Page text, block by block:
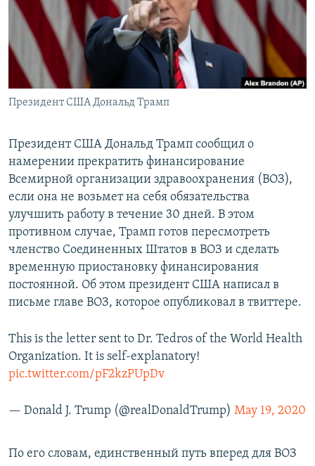
РАСПИСАНИЕ ВЕЩАНИЯ
ПОДПИШИТЕСЬ НА РАССЫЛКУ
СОЦИАЛЬНЫЕ СЕТИ
Все сайты РСЕ/РС
Президент США Дональд Трамп
Президент США Дональд Трамп сообщил о
намерении прекратить финансирование
Всемирной организации здравоохранения (ВОЗ),
если она не возьмет на себя обязательства
улучшить работу в течение 30 дней. В этом
противном случае, Трамп готов пересмотреть
членство Соединенных Штатов в ВОЗ и сделать
временную приостановку финансирования
постоянной. Об этом президент США написал в
письме главе ВОЗ, которое опубликовал в твиттере.
This is the letter sent to Dr. Tedros of the World Health
Organization. It is self-explanatory!
pic.twitter.com/pF2kzPUpDv
— Donald J. Trump (@realDonaldTrump) May 19, 2020
По его словам, единственный путь вперед для ВОЗ